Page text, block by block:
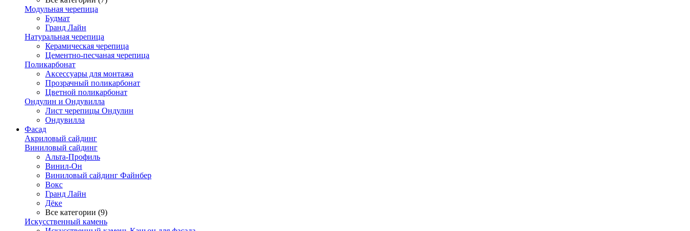
Модульная черепица
Будмат
Гранд Лайн
Натуральная черепица
Керамическая черепица
Цементно-песчаная черепица
Поликарбонат
Аксессуары для монтажа
Прозрачный поликарбонат
Цветной поликарбонат
Ондулин и Ондувилла
Лист черепицы Ондулин
Ондувилла
Фасад
Акриловый сайдинг
Виниловый сайдинг
Альта-Профиль
Винил-Он
Виниловый сайдинг Файнбер
Вокс
Гранд Лайн
Дёке
Все категории (9)
Искусственный камень